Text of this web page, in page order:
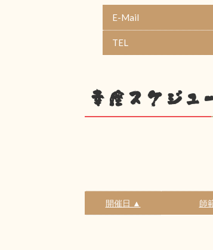
E-Mail
TEL
幸座スケジュ
開催日 ▲ 師